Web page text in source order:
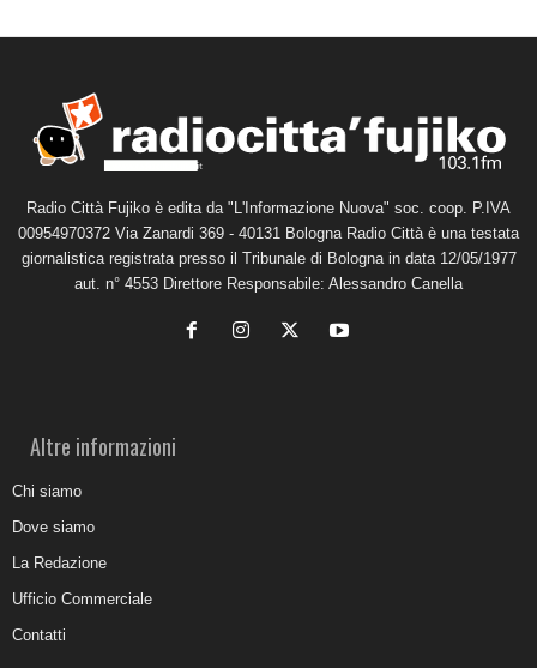
Radio Città Fujiko è edita da "L'Informazione Nuova" soc. coop. P.IVA
00954970372 Via Zanardi 369 - 40131 Bologna Radio Città è una testata
giornalistica registrata presso il Tribunale di Bologna in data 12/05/1977
aut. n° 4553 Direttore Responsabile: Alessandro Canella
Altre informazioni
Chi siamo
Dove siamo
La Redazione
Ufficio Commerciale
Contatti